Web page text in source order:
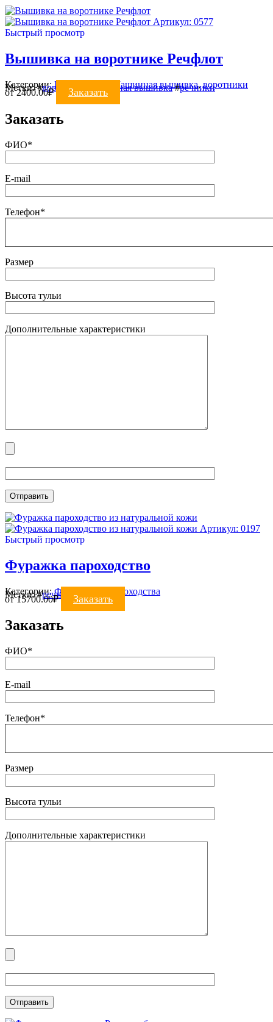
Артикул: 0577
Быстрый просмотр
Вышивка на воротнике Речфлот
Категории: ВЫШИВКА Машинная вышивка,воротники
Метки:#воротник машинная вышивка#речники
от2400.00₽ Заказать
Заказать
ФИО*
E-mail
Телефон*
Размер
Высота тульи
Дополнительные характеристики
Артикул: 0197
Быстрый просмотр
Фуражка пароходство
Категории: ФУРАЖКИ Пароходства
Метки:#речники#
от15700.00₽ Заказать
Заказать
ФИО*
E-mail
Телефон*
Размер
Высота тульи
Дополнительные характеристики